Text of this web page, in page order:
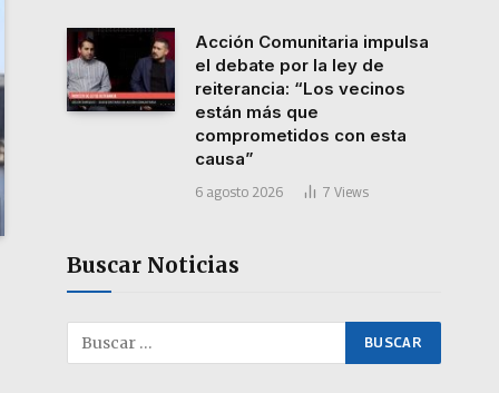
Acción Comunitaria impulsa
el debate por la ley de
reiterancia: “Los vecinos
están más que
comprometidos con esta
causa”
6 agosto 2026 7 Views
Buscar Noticias